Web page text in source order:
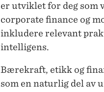
er utviklet for deg som
corporate finance og
inkludere relevant
intelligens.
Bærekraft, etikk og
som en naturlig del av